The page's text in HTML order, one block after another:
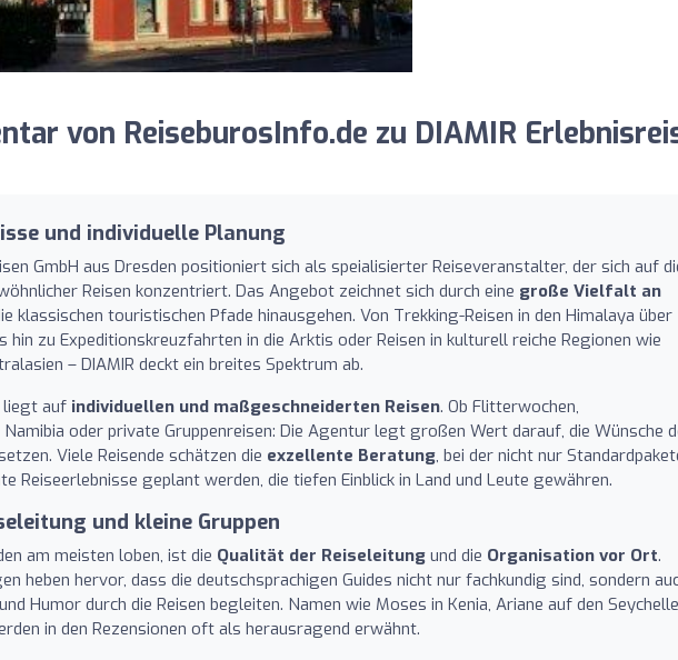
von ReiseburosInfo.de zu DIAMIR
und individuelle Planung
GmbH aus Dresden positioniert sich als speialisierter Reiseveranstalter, der sich auf
Reisen konzentriert. Das Angebot zeichnet sich durch eine große Vielfalt an
klassischen touristischen Pfade hinausgehen. Von Trekking-Reisen in den Himalaya über
hin zu Expeditionskreuzfahrten in die Arktis oder Reisen in kulturell reiche Regionen wie
– DIAMIR deckt ein breites Spektrum ab.
liegt auf individuellen und maßgeschneiderten Reisen. Ob Flitterwochen,
oder private Gruppenreisen: Die Agentur legt großen Wert darauf, die Wünsche
Viele Reisende schätzen die exzellente Beratung, bei der nicht nur
Reiseerlebnisse geplant werden, die tiefen Einblick in Land und Leute gewähren.
und kleine Gruppen
am meisten loben, ist die Qualität der Reiseleitung und die Organisation vor Ort.
heben hervor, dass die deutschsprachigen Guides nicht nur fachkundig sind, sondern
Humor durch die Reisen begleiten. Namen wie Moses in Kenia, Ariane auf den
in den Rezensionen oft als herausragend erwähnt.